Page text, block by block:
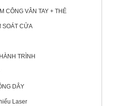
CÔNG VÂN TAY + THẺ
SOÁT CỬA
TRÌNH
DÂY
Laser